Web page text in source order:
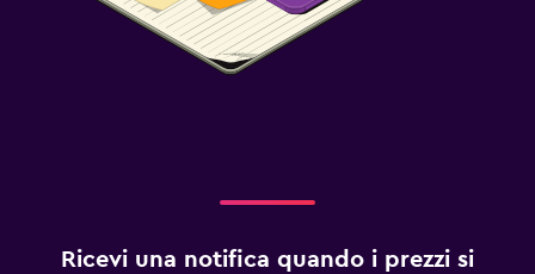
Ricevi una notifica quando i prezzi si